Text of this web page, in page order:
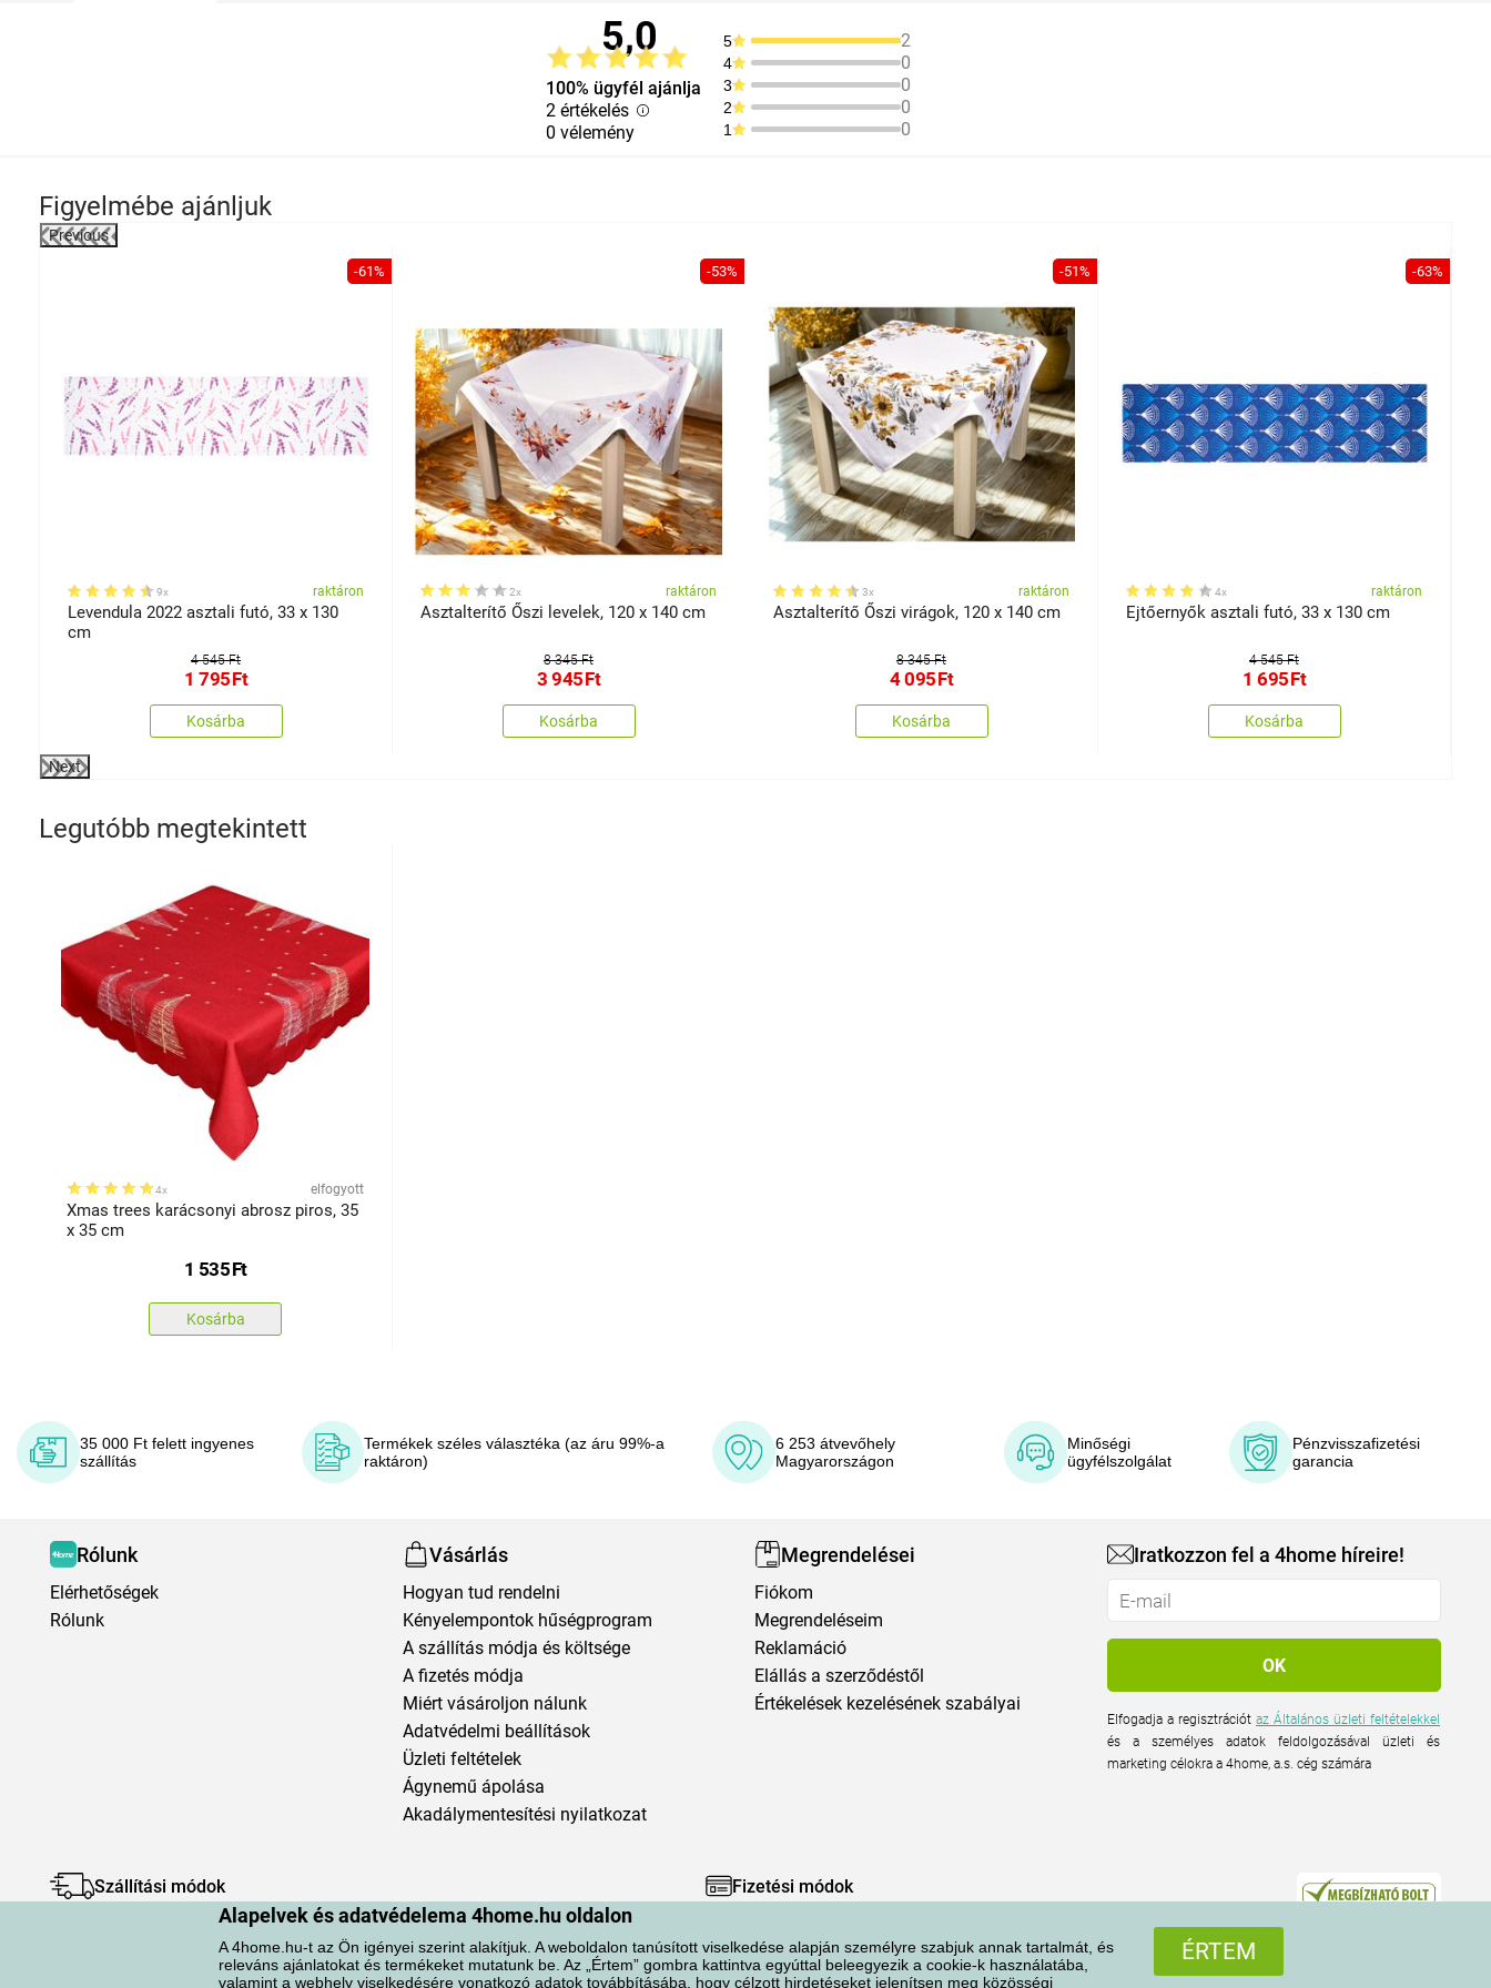
Alapelvek és adatvédelema 4home.hu oldalon
A 4home.hu-t az Ön igényei szerint alakítjuk. A weboldalon tanúsított viselkedése alapján személyre szabjuk annak tartalmát, és
releváns ajánlatokat és termékeket mutatunk be. Az „Értem” gombra kattintva egyúttal beleegyezik a cookie-k használatába,
valamint a webhely viselkedésére vonatkozó adatok továbbításába, hogy célzott hirdetéseket jelenítsen meg közösségi
ÉRTEM
5,0
100% ügyfél ajánlja
2 értékelés
0 vélemény
5 2
4 0
3 0
2 0
1 0
Figyelmébe ajánljuk
Previous
-61%
9x raktáron
Levendula 2022 asztali futó, 33 x 130
cm
4 545 Ft
1 795Ft
Kosárba
-53%
2x raktáron
Asztalterítő Őszi levelek, 120 x 140 cm
8 345 Ft
3 945Ft
Kosárba
-51%
3x raktáron
Asztalterítő Őszi virágok, 120 x 140 cm
8 345 Ft
4 095Ft
Kosárba
-63%
4x raktáron
Ejtőernyők asztali futó, 33 x 130 cm
4 545 Ft
1 695Ft
Kosárba
Next
Legutóbb megtekintett
4x elfogyott
Xmas trees karácsonyi abrosz piros, 35
x 35 cm
1 535Ft
Kosárba
35 000 Ft felett ingyenes
szállítás
Termékek széles választéka (az áru 99%-a
raktáron)
6 253 átvevőhely
Magyarországon
Minőségi
ügyfélszolgálat
Pénzvisszafizetési
garancia
Rólunk
Elérhetőségek
Rólunk
Vásárlás
Hogyan tud rendelni
Kényelempontok hűségprogram
A szállítás módja és költsége
A fizetés módja
Miért vásároljon nálunk
Adatvédelmi beállítások
Üzleti feltételek
Ágynemű ápolása
Akadálymentesítési nyilatkozat
Megrendelései
Fiókom
Megrendeléseim
Reklamáció
Elállás a szerződéstől
Értékelések kezelésének szabályai
Iratkozzon fel a 4home híreire!
Elfogadja a regisztrációtaz Általános üzleti feltételekkel
és a személyes adatok feldolgozásával üzleti és
marketing célokra a 4home, a.s. cég számára
Szállítási módok Fizetési módok